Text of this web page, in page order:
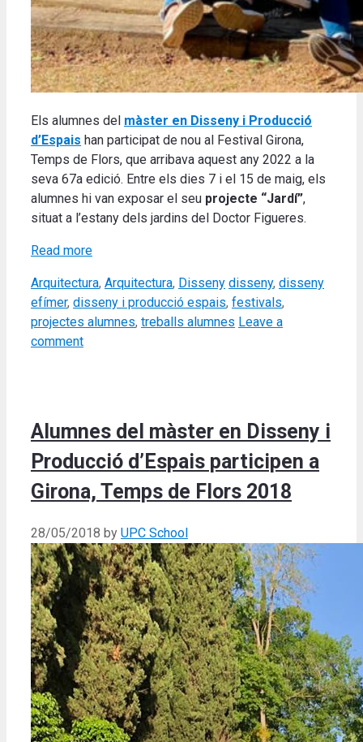
Els alumnes del màster en Disseny i Producció
d’Espais han participat de nou al Festival Girona,
Temps de Flors, que arribava aquest any 2022 a la
seva 67a edició. Entre els dies 7 i el 15 de maig, els
alumnes hi van exposar el seu projecte “Jardí”,
situat a l’estany dels jardins del Doctor Figueres.
Read more
Categories
Arquitectura, Arquitectura, Disseny Tags
disseny, disseny
efímer, disseny i producció espais, festivals,
projectes alumnes, treballs alumnes Leave a
comment
Alumnes del màster en Disseny i
Producció d’Espais participen a
Girona, Temps de Flors 2018
28/05/2018 by UPC School